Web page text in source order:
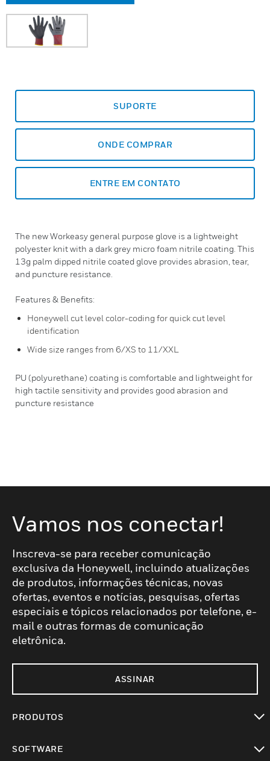
SUPORTE
ONDE COMPRAR
ENTRE EM CONTATO
The new Workeasy general purpose glove is a lightweight
polyester knit with a dark grey micro foam nitrile coating. This
13g palm dipped nitrile coated glove provides abrasion, tear,
and puncture resistance.
Features & Benefits:
Honeywell cut level color-coding for quick cut level
identification
Wide size ranges from 6/XS to 11/XXL
PU (polyurethane) coating is comfortable and lightweight for
high tactile sensitivity and provides good abrasion and
puncture resistance
Vamos nos conectar!
Inscreva-se para receber comunicação
exclusiva da Honeywell, incluindo atualizações
de produtos, informações técnicas, novas
ofertas, eventos e notícias, pesquisas, ofertas
especiais e tópicos relacionados por telefone, e-
mail e outras formas de comunicação
eletrônica.
ASSINAR
PRODUTOS
SOFTWARE